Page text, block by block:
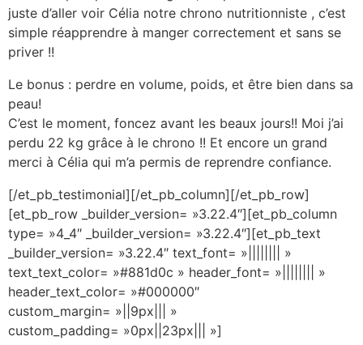
juste d’aller voir Célia notre chrono nutritionniste , c’est
simple réapprendre à manger correctement et sans se
priver !!
Le bonus : perdre en volume, poids, et être bien dans sa
peau!
C’est le moment, foncez avant les beaux jours!! Moi j’ai
perdu 22 kg grâce à le chrono !! Et encore un grand
merci à Célia qui m’a permis de reprendre confiance.
[/et_pb_testimonial][/et_pb_column][/et_pb_row]
[et_pb_row _builder_version= »3.22.4″][et_pb_column
type= »4_4″ _builder_version= »3.22.4″][et_pb_text
_builder_version= »3.22.4″ text_font= »|||||||| »
text_text_color= »#881d0c » header_font= »|||||||| »
header_text_color= »#000000″
custom_margin= »||9px||| »
custom_padding= »0px||23px||| »]